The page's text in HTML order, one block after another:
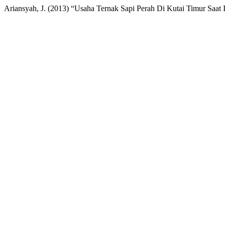
Ariansyah, J. (2013) “Usaha Ternak Sapi Perah Di Kutai Timur Saat